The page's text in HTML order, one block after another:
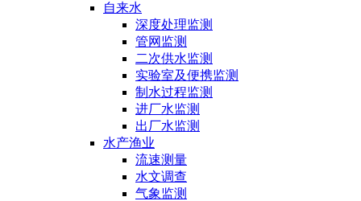
自来水
深度处理监测
管网监测
二次供水监测
实验室及便携监测
制水过程监测
进厂水监测
出厂水监测
水产渔业
流速测量
水文调查
气象监测